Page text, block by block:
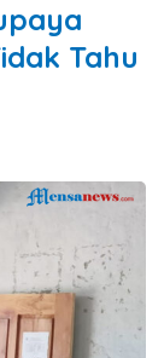
Tahu